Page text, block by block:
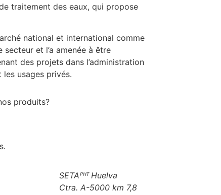
traitement des eaux, qui propose
national et international comme
et l’a amenée à être
des projets dans l’administration
usages privés.
produits?
SETAᴾᴴᵀ Huelva
Ctra. A-5000 km 7,8